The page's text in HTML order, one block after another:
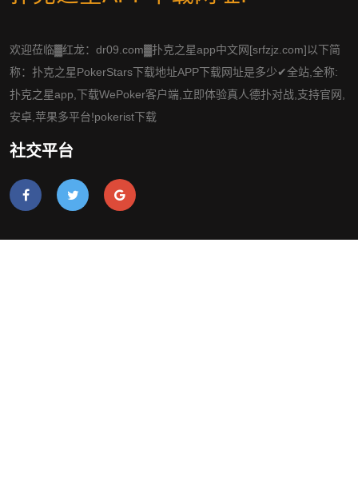
欢迎莅临▓红龙：dr09.com▓扑克之星app中文网[srfzjz.com]以下简
称：扑克之星PokerStars下载地址APP下载网址是多少✔全站,全称:
扑克之星app,下载WePoker客户端,立即体验真人德扑对战,支持官网,
安卓,苹果多平台!pokerist下载
社交平台